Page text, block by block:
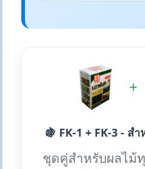
+
🍇 FK-1 + FK-3 - ส
ชุดคู่สำหรับผลไม้